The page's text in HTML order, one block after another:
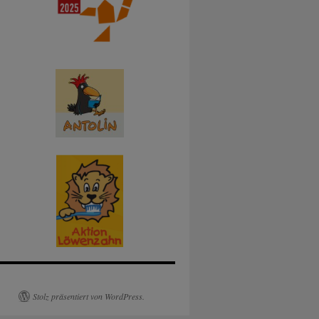
Stolz präsentiert von WordPress.